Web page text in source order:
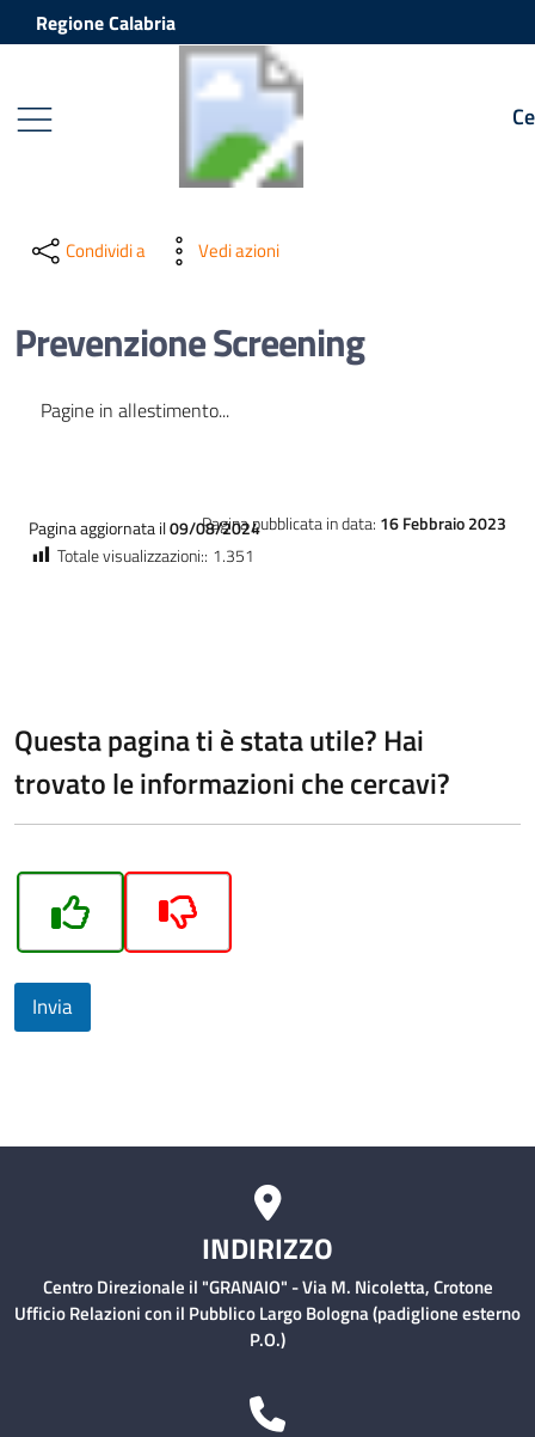
Vai ai contenuti
Vai al footer
Regione Calabria
Condividi a Vedi azioni
Prevenzione Screening
Pagine in allestimento...
Pagina aggiornata il09/08/2024
Pagina pubblicata in data: 16 Febbraio 2023
Totale visualizzazioni:: 1.351
Questa pagina ti è stata utile? Hai
trovato le informazioni che cercavi?
Invia
INDIRIZZO
Centro Direzionale il "GRANAIO" - Via M. Nicoletta, Crotone
Ufficio Relazioni con il Pubblico Largo Bologna (padiglione esterno
P.O.)